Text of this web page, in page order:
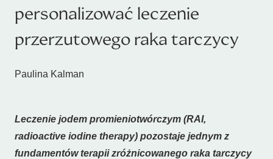
personalizować leczenie
przerzutowego raka tarczycy
Paulina Kalman
Leczenie jodem promieniotwórczym (RAI,
radioactive iodine therapy) pozostaje jednym z
fundamentów terapii zróżnicowanego raka tarczycy